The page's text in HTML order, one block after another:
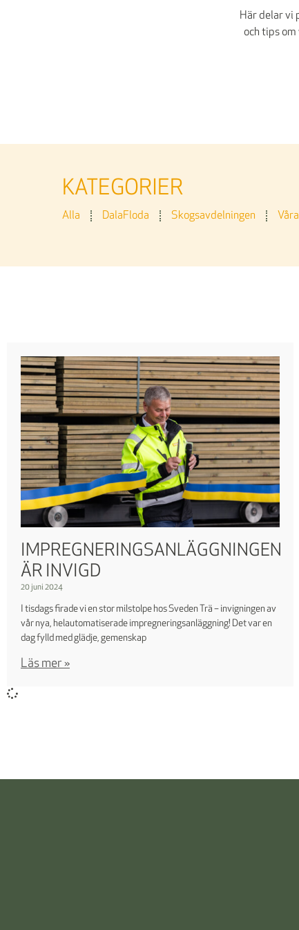
Här delar vi
och tips
KATEGORIER
Alla DalaFloda Skogsavdelningen
IMPREGNERINGSANLÄGGNINGEN
ÄR INVIGD
20 juni 2024
I tisdags firade vi en stor milstolpe hos Sveden Trä – invigningen av
vår nya, helautomatiserade impregneringsanläggning! Det var en
dag fylld med glädje, gemenskap
Läs mer »